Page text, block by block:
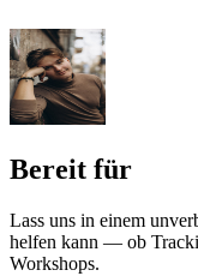
Bereit für
Lass uns in einem
helfen kann — ob
Workshops.